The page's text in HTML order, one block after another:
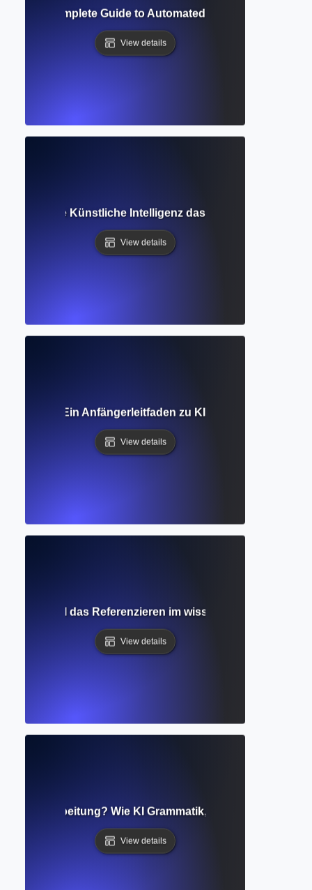
Complete Guide to Automated Grammar and
View details
Wie Künstliche Intelligenz das akademische
View details
Ein Anfängerleitfaden zu KI und ihrer Rolle
View details
Wie KI das Referenzieren im wissenschaftlichen
View details
Bearbeitung? Wie KI Grammatik, Stil und Klarheit
View details